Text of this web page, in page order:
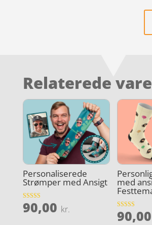
Relaterede
Personaliserede
Strømper med Ansigt
Vurderet
4.5
90,00 kr.
med
Vurderet
4.4
90,00